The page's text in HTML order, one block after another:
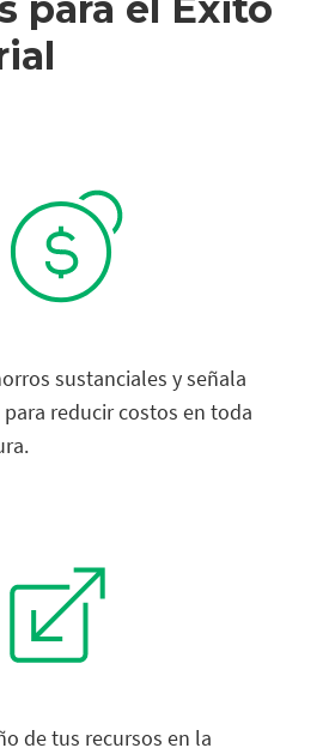
sustanciales y señala
reducir costos en toda
de tus recursos en la